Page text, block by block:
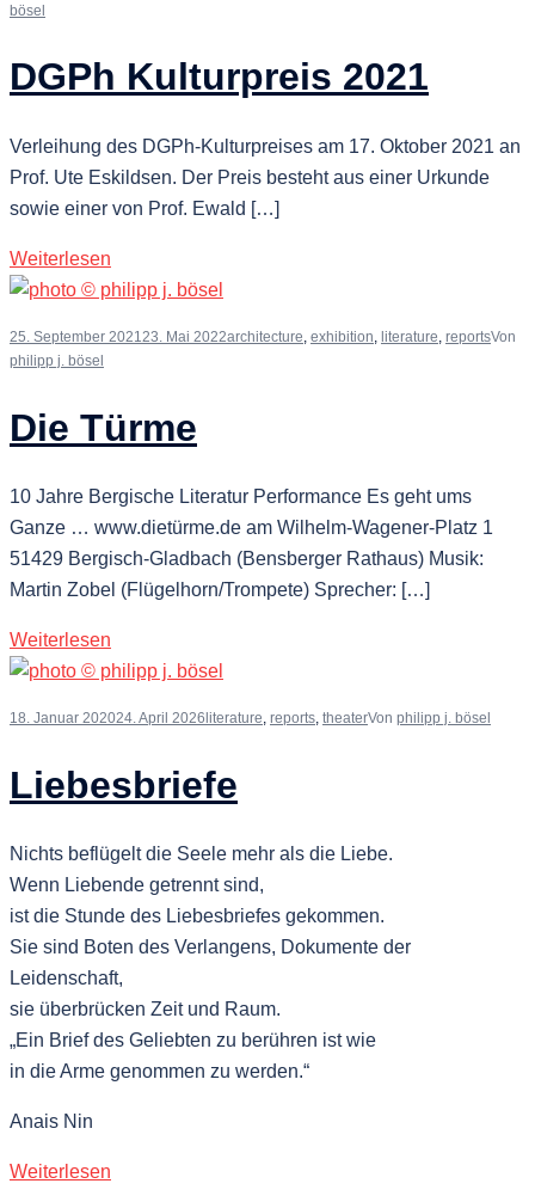
bösel
DGPh Kulturpreis 2021
Verleihung des DGPh-Kulturpreises am 17. Oktober 2021 an
Prof. Ute Eskildsen. Der Preis besteht aus einer Urkunde
sowie einer von Prof. Ewald […]
Weiterlesen
25. September 202123. Mai 2022architecture, exhibition, literature, reportsVon
philipp j. bösel
Die Türme
10 Jahre Bergische Literatur Performance Es geht ums
Ganze … www.dietürme.de am Wilhelm-Wagener-Platz 1
51429 Bergisch-Gladbach (Bensberger Rathaus) Musik:
Martin Zobel (Flügelhorn/Trompete) Sprecher: […]
Weiterlesen
18. Januar 202024. April 2026 literature, reports, theaterVon philipp j. bösel
Liebesbriefe
Nichts beflügelt die Seele mehr als die Liebe.
Wenn Liebende getrennt sind,
ist die Stunde des Liebesbriefes gekommen.
Sie sind Boten des Verlangens, Dokumente der
Leidenschaft,
sie überbrücken Zeit und Raum.
„Ein Brief des Geliebten zu berühren ist wie
in die Arme genommen zu werden.“
Anais Nin
Weiterlesen